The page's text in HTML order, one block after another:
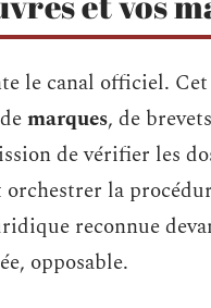
le canal officiel.
marques, de
de vérifier les
orchestrer la
reconnue
opposable.